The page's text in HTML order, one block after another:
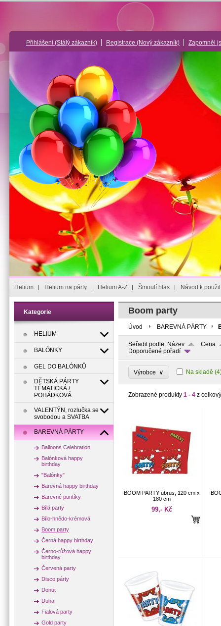
Přihlášení (Stálý zákazník) Registrace (Nový zákazník) Zapomněl
Helium Helium na párty Helium A-Z Šmoulí hlas Návod k
Kategorie
HELIUM
BALÓNKY
GEL DO BALÓNKŮ
DĚTSKÁ PÁRTY
TÉMATICKÁ /
POHÁDKOVÁ
VALENTÝN, rozlučka se
svobodou a SVATBA
BAREVNÁ PÁRTY
Balloons Celebration
Balónková happy
birthday
"Balónky"
Barevná happy birthday
Barevné puntíky
Bílá party
Bílo-hnědo-krémová
Boom party
Černá happy birthday
Černo-růžová happy
birthday
Červená party
Disco párty
Donut
Duha
Fialová party
Gold party
Boom party
Úvod BAREVNÁ PÁRTY
Seřadit podle: Název
Cena
Doporučené pořadí
Výrobce ∨ Na skladě
Zobrazené produkty 1 - 4 z
BOOM PARTY ubrus, 120 cm x
180 cm
99,- Kč